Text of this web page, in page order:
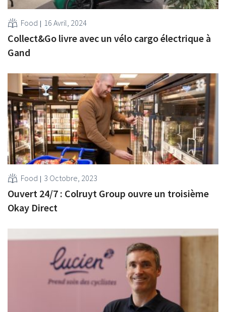
Food 16 Avril, 2024
Collect&Go livre avec un vélo cargo électrique à
Gand
Food 3 Octobre, 2023
Ouvert 24/7 : Colruyt Group ouvre un troisième
Okay Direct